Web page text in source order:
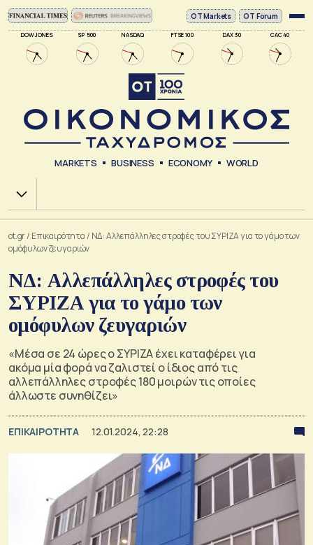
DOW JONES SP 500 NASDAQ FTSE 100 DAX 30 CAC 40
ΟΤ Markets OT Forum
MARKETS BUSINESS ECONOMY WORLD
Χ.Α.
ot.gr/ Επικαιρότητα / ΝΔ: Αλλεπάλληλες στροφές του ΣΥΡΙΖΑ για το γάμο των
ομόφυλων ζευγαριών
ΝΔ: Αλλεπάλληλες στροφές του
ΣΥΡΙΖΑ για το γάμο των
ομόφυλων ζευγαριών
«Μέσα σε 24 ώρες ο ΣΥΡΙΖΑ έχει καταφέρει για
ακόμα μία φορά να ζαλιστεί ο ίδιος από τις
αλλεπάλληλες στροφές 180 μοιρών τις οποίες
άλλωστε συνηθίζει»
ΕΠΙΚΑΙΡΟΤΗΤΑ 12.01.2024, 22:28